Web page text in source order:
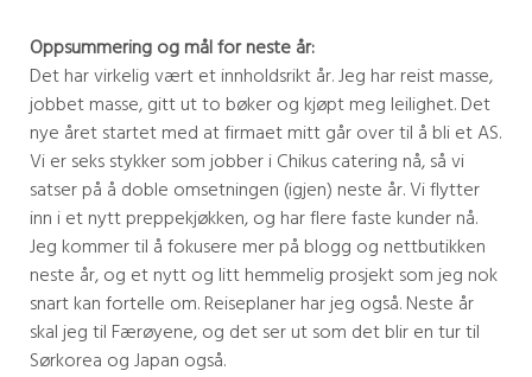
Oppsummering og mål for neste år:
Det har virkelig vært et innholdsrikt år. Jeg har reist masse,
jobbet masse, gitt ut to bøker og kjøpt meg leilighet. Det
nye året startet med at firmaet mitt går over til å bli et AS.
Vi er seks stykker som jobber i Chikus catering nå, så vi
satser på å doble omsetningen (igjen) neste år. Vi flytter
inn i et nytt preppekjøkken, og har flere faste kunder nå.
Jeg kommer til å fokusere mer på blogg og nettbutikken
neste år, og et nytt og litt hemmelig prosjekt som jeg nok
snart kan fortelle om. Reiseplaner har jeg også. Neste år
skal jeg til Færøyene, og det ser ut som det blir en tur til
Sørkorea og Japan også.